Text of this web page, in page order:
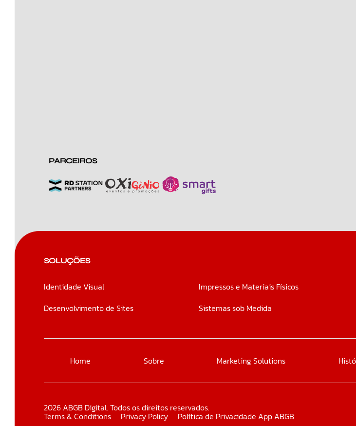
PARCEIROS
SOLUÇÕES
Identidade Visual
Desenvolvimento de Sites
Impressos e Materiais Físicos
Sistemas sob Medida
Home Sobre Marketing Solutions
2026 ABGB Digital. Todos os direitos reservados.
Terms & Conditions Privacy Policy Política de Privacidade App ABGB